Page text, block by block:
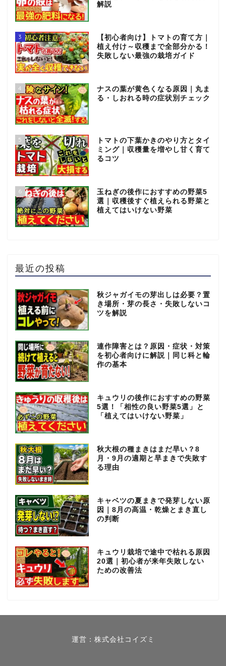
解説
3
【初心者向け】トマトの育て方｜
植え付け～収穫まで全部分かる！
失敗しない最強の栽培ガイド
4
ナスの葉が黄色くなる原因｜丸ま
る・しおれる時の症状別チェック
5
トマトの下葉かきのやり方とタイ
ミング｜収穫量を増やし甘く育て
るコツ
6
玉ねぎの後作におすすめの野菜5
選｜収穫後すぐ植えられる野菜と
植えてはいけない野菜
最近の投稿
秋ジャガイモの芽出しは必要？置
き場所・芽の長さ・失敗しないコ
ツを解説
連作障害とは？原因・症状・対策
を初心者向けに解説｜同じ科と輪
作の基本
キュウリの後作におすすめの野菜
5選！「相性の良い野菜5選」と
「植えてはいけない野菜」
秋大根の種まきはまだ早い？8
月・9月の適期と早まきで失敗す
る理由
キャベツの夏まきで発芽しない原
因｜8月の高温・乾燥とまき直し
の判断
キュウリ栽培で途中で枯れる原因
20選｜初心者が来年失敗しない
ための改善法
運営：株式会社コイズミ
夏【6月～8月】
秋【9月～11月】